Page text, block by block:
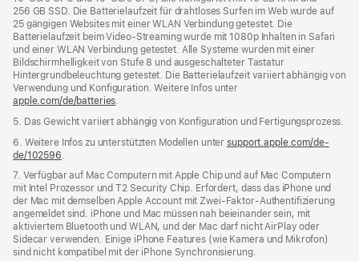
256 GB SSD. Die Batterielaufzeit für drahtloses Surfen im Web wurde auf
25 gängigen Websites mit einer WLAN Verbindung getestet. Die
Batterielaufzeit beim Video-Streaming wurde mit 1080p Inhalten in Safari
und einer WLAN Verbindung getestet. Alle Systeme wurden mit einer
Bildschirmhelligkeit von Stufe 8 und ausgeschalteter Tastatur
Hintergrundbeleuchtung getestet. Die Batterielaufzeit variiert abhängig von
Verwendung und Konfiguration. Weitere Infos unter
apple.com/de/batteries.
5. Das Gewicht variiert abhängig von Konfiguration und Fertigungsprozess.
6. Weitere Infos zu unterstützten Modellen untersupport.apple.com/de-
de/102596
7. Verfügbar auf Mac Computern mit Apple Chip und auf Mac Computern
mit Intel Prozessor und T2 Security Chip. Erfordert, dass das iPhone und
der Mac mit demselben Apple Account mit Zwei-Faktor-Authentifizierung
angemeldet sind. iPhone und Mac müssen nah beieinander sein, mit
aktiviertem Bluetooth und WLAN, und der Mac darf nicht AirPlay oder
Sidecar verwenden. Einige iPhone Features (wie Kamera und Mikrofon)
sind nicht kompatibel mit der iPhone Synchronisierung.